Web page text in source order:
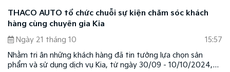
THACO AUTO tổ chức chuỗi sự kiện chăm sóc khách
hàng cùng chuyên gia Kia
Ngày 21 tháng 10
15:57
Nhằm tri ân những khách hàng đã tin tưởng lựa chọn sản
phẩm và sử dụng dịch vụ Kia, từ ngày 30/09 - 10/10/2024,